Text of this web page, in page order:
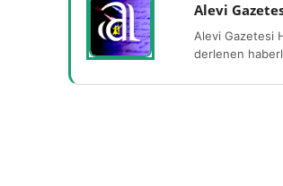
Alevi
Alevi Gazetesi
derlenen